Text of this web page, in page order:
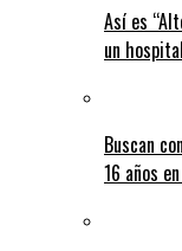
Así es
un
Buscan
16 años